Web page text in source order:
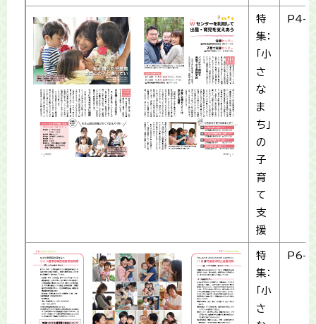
特
集：
「小
さ
な
ま
ち」
の
子
育
て
支
援
P4-5
特
集：
「小
さ
P6-7